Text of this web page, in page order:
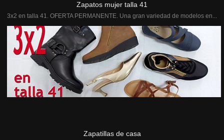
Zapatos mujer talla 41
3x2 en talla 41. OFERTA PERMANENTE. Una gran variedad de modelos en...
Zapatillas de casa